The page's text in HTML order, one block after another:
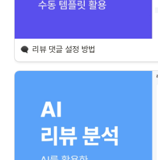
리뷰 댓글 설정 방법